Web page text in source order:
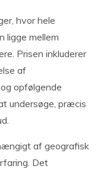
hvor hele
ligge mellem
Prisen inkluderer
af
opfølgende
undersøge, præcis
af geografisk
Det